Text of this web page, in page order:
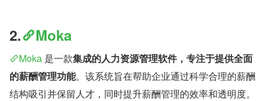
2. Moka
Moka 是一款集成的人力资源管理软件，专注于提供全面
的薪酬管理功能。该系统旨在帮助企业通过科学合理的薪酬
结构吸引并保留人才，同时提升薪酬管理的效率和透明度。